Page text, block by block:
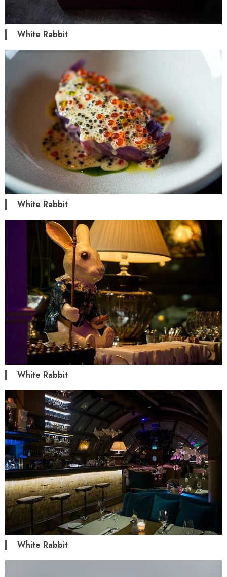
White Rabbit
White Rabbit
White Rabbit
White Rabbit